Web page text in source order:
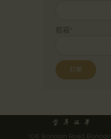
郵箱*
106 Bonogin Road,Bonogin,